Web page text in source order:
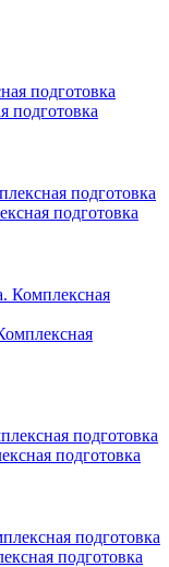
подготовка
подготовка
подготовка